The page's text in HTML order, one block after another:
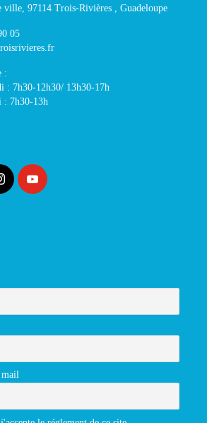
ville, 97114 Trois-Rivières , Guadeloupe
05
:
: 7h30-12h30/ 13h30-17h
: 7h30-13h
mail